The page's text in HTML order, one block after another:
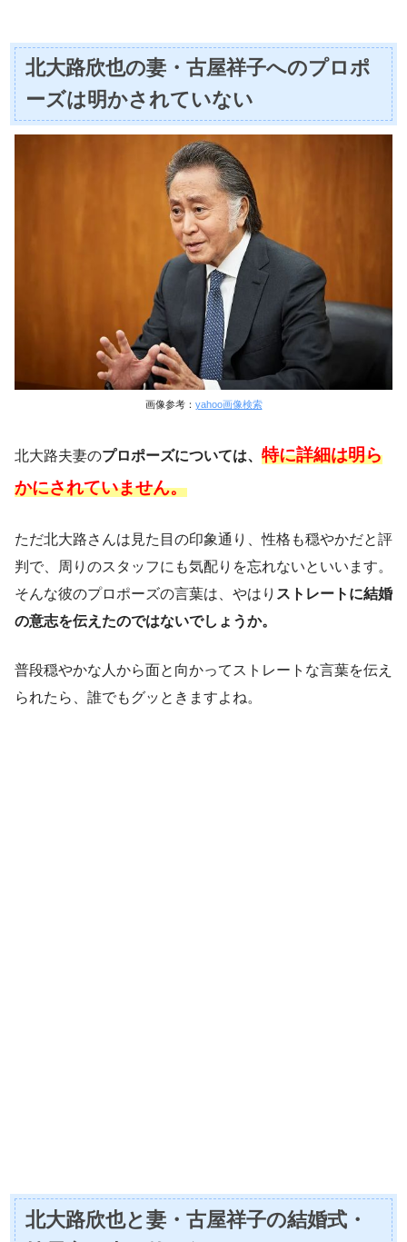
北大路欣也の妻・古屋祥子へのプロポ
ーズは明かされていない
画像参考： yahoo画像検索
北大路夫妻のプロポーズについては、 特に詳細は明ら
かにされていません。
ただ北大路さんは見た目の印象通り、性格も穏やかだと評
判で、周りのスタッフにも気配りを忘れないといいます。
そんな彼のプロポーズの言葉は、やはり ストレートに結婚
の意志を伝えたのではないでしょうか。
普段穏やかな人から面と向かってストレートな言葉を伝え
られたら、誰でもグッときますよね。
北大路欣也と妻・古屋祥子の結婚式・